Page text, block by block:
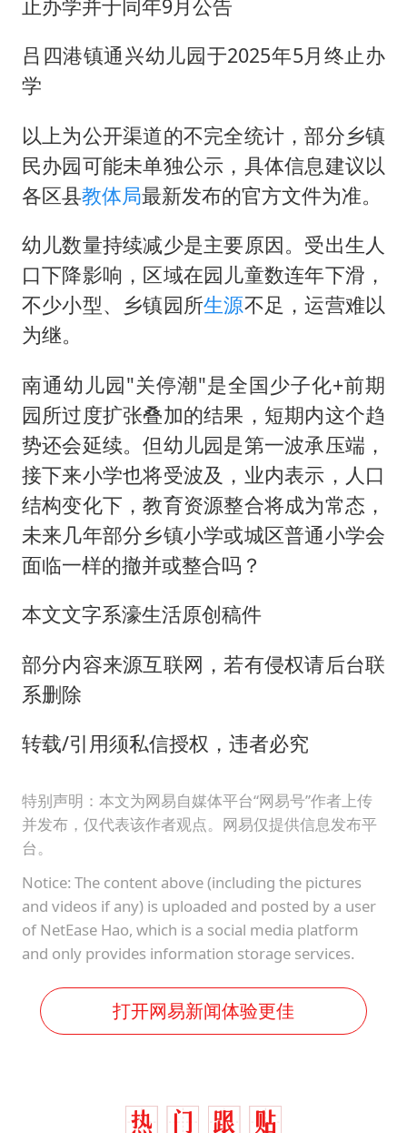
止办学并于同年9月公告
吕四港镇通兴幼儿园于2025年5月终止办
学
以上为公开渠道的不完全统计，部分乡镇
民办园可能未单独公示，具体信息建议以
各区县教体局最新发布的官方文件为准。
幼儿数量持续减少是主要原因。受出生人
口下降影响，区域在园儿童数连年下滑，
不少小型、乡镇园所生源不足，运营难以
为继。
南通幼儿园"关停潮"是全国少子化+前期
园所过度扩张叠加的结果，短期内这个趋
势还会延续。但幼儿园是第一波承压端，
接下来小学也将受波及，业内表示，人口
结构变化下，教育资源整合将成为常态，
未来几年部分乡镇小学或城区普通小学会
面临一样的撤并或整合吗？
本文文字系濠生活原创稿件
部分内容来源互联网，若有侵权请后台联
系删除
转载/引用须私信授权，违者必究
特别声明：本文为网易自媒体平台“网易号”作者上传
并发布，仅代表该作者观点。网易仅提供信息发布平
台。
Notice: The content above (including the pictures
and videos if any) is uploaded and posted by a user
of NetEase Hao, which is a social media platform
and only provides information storage services.
打开网易新闻体验更佳